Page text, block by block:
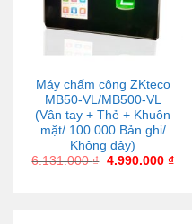
Máy chấm công ZKteco
MB50-VL/MB500-VL
(Vân tay + Thẻ + Khuôn
mặt/ 100.000 Bản ghi/
Không dây)
6.131.000₫ 4.990.000 ₫